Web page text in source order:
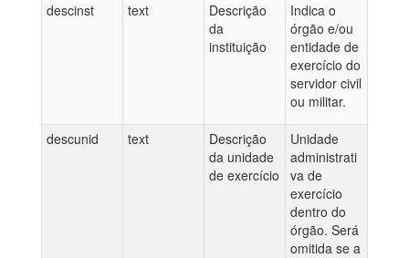
descinst text
Descrição
da
instituição
Indica o
órgão e/ou
entidade de
exercício do
servidor civil
ou militar.
descunid text
Descrição
da unidade
de exercício
Unidade
administrati
va de
exercício
dentro do
órgão. Será
omitida se a